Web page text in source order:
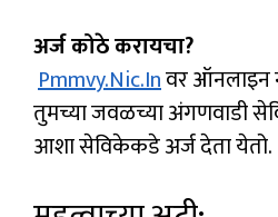
अर्ज कोठे करायचा?
Pmmvy.nic.inवर ऑनलाइन
तुमच्या जवळच्या अंगणवाडी
आशा सेविकेकडे अर्ज देता येतो.